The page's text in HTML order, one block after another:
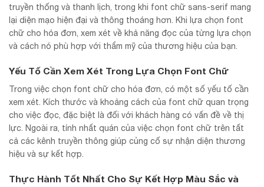
truyền thống và thanh lịch, trong khi font chữ sans-serif mang
lại diện mạo hiện đại và thông thoáng hơn. Khi lựa chọn font
chữ cho hóa đơn, xem xét về khả năng đọc của từng lựa chọn
và cách nó phù hợp với thẩm mỹ của thương hiệu của bạn.
Yếu Tố Cần Xem Xét Trong Lựa Chọn Font Chữ
Trong việc chọn font chữ cho hóa đơn, có một số yếu tố cần
xem xét. Kích thước và khoảng cách của font chữ quan trọng
cho việc đọc, đặc biệt là đối với khách hàng có vấn đề về thị
lực. Ngoài ra, tính nhất quán của việc chọn font chữ trên tất
cả các kênh truyền thông giúp củng cố sự nhận diện thương
hiệu và sự kết hợp.
Thực Hành Tốt Nhất Cho Sự Kết Hợp Màu Sắc và